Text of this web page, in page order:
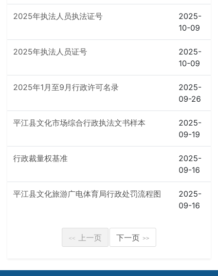
2025年执法人员执法证号
2025-
10-09
2025年执法人员证号
2025-
10-09
2025年1月至9月行政许可名录
2025-
09-26
平江县文化市场综合行政执法文书样本
2025-
09-19
行政裁量权基准
2025-
09-16
平江县文化旅游广电体育局行政处罚流程图
2025-
09-16
<< 上一页 下一页 >>